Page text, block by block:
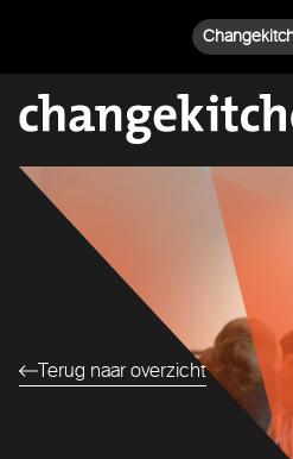
Terug naar overzicht